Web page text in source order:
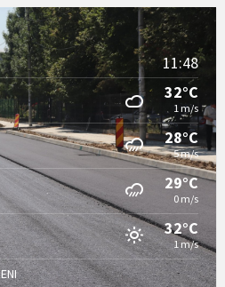
11:48
32°C
1 m/s
28°C
5 m/s
29°C
0 m/s
32°C
1 m/s